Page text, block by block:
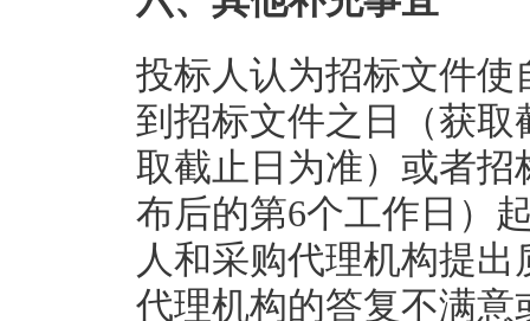
投标人认为招标文件
到招标文件之日（获
取截止日为准）或者
布后的第6个工作日）
人和采购代理机构提
代理机构的答复不满